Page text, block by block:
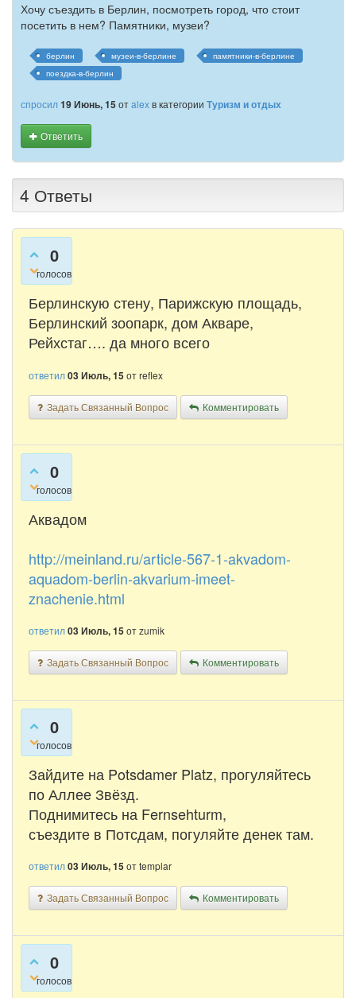
Хочу съездить в Берлин, посмотреть город, что стоит
посетить в нем? Памятники, музеи?
берлин музеи-в-берлине
памятники-в-берлине
поездка-в-берлин
спросил 19 Июнь, 15 отalexв категории Туризм и отдых
Ответить
4 Ответы
0
голосов
Берлинскую стену, Парижскую площадь,
Берлинский зоопарк, дом Акваре,
Рейхстаг…. да много всего
ответил03 Июль, 15отreflex
Задать Связанный Вопрос Комментировать
0
голосов
Аквадом
http://meinland.ru/article-567-1-akvadom-
aquadom-berlin-akvarium-imeet-
znachenie.html
ответил03 Июль, 15отzumik
Задать Связанный Вопрос Комментировать
0
голосов
Зайдите на Potsdamer Platz, прогуляйтесь
по Аллее Звёзд.
Поднимитесь на Fernsehturm,
съездите в Потсдам, погуляйте денек там.
ответил03 Июль, 15отtemplar
Задать Связанный Вопрос Комментировать
0
голосов